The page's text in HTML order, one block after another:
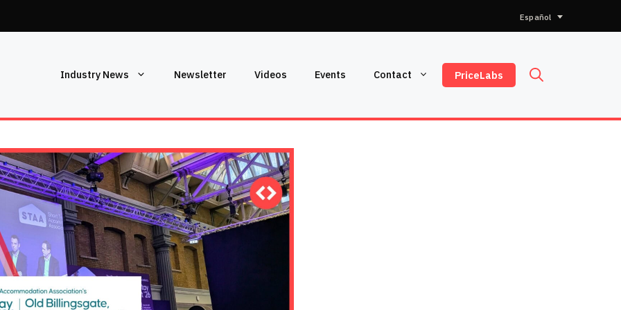
Elegir
idioma
Industry News Newsletter Videos Events Contact PriceLabs